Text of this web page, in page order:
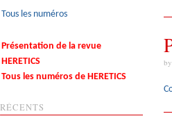
by
Tous les numéros
Présentation de la revue
HERETICS
Tous les numéros de HERETICS
RÉCENTS